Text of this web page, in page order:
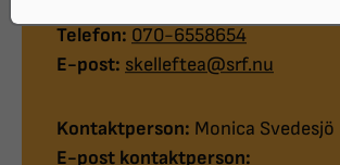
Telefon: 070-6558654
E-post: skelleftea@srf.nu
Kontaktperson: Monica Svedesjö
E-post kontaktperson: